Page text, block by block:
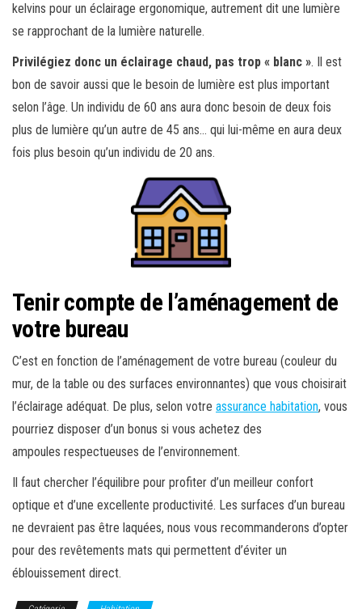
kelvins pour un éclairage ergonomique, autrement dit une lumière
se rapprochant de la lumière naturelle.
Privilégiez donc un éclairage chaud, pas trop « blanc ». Il est
bon de savoir aussi que le besoin de lumière est plus important
selon l’âge. Un individu de 60 ans aura donc besoin de deux fois
plus de lumière qu’un autre de 45 ans… qui lui-même en aura deux
fois plus besoin qu’un individu de 20 ans.
Tenir compte de l’aménagement de
votre bureau
C’est en fonction de l’aménagement de votre bureau (couleur du
mur, de la table ou des surfaces environnantes) que vous choisirait
l’éclairage adéquat. De plus, selon votre assurance habitation, vous
pourriez disposer d’un bonus si vous achetez des
ampoules respectueuses de l’environnement.
Il faut chercher l’équilibre pour profiter d’un meilleur confort
optique et d’une excellente productivité. Les surfaces d’un bureau
ne devraient pas être laquées, nous vous recommanderons d’opter
pour des revêtements mats qui permettent d’éviter un
éblouissement direct.